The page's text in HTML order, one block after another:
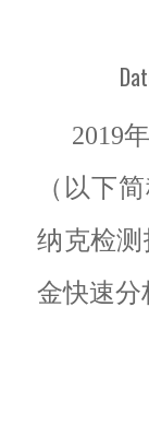
2019
（以下
纳克检
金快速分